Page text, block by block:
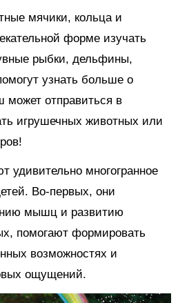
мячики, кольца и
форме изучать
рыбки, дельфины,
узнать больше о
отправиться в
игрушечных животных или
удивительно многогранное
Во-первых, они
мышц и развитию
помогают формировать
возможностях и
ощущений.